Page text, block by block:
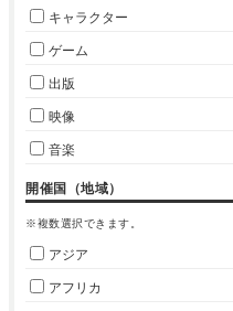
キャラクター
ゲーム
出版
映像
音楽
開催国（地域）
※複数選択できます。
アジア
アフリカ